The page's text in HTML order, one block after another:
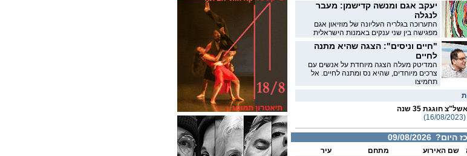
יעקב אגם ומנשה קדישמן: מעבר
לנגלה
התערוכה בגלריה העליונה של מוזיאון אגם
מפגישה בין שני ענקים באמנות הישראלית
"חיים וניסים": הצגה שהיא מתנה
לחיים
המדיטק מעלה הצגה מיוחדת על אנשים עם
צרכים מיוחדים, שהיא נס ומתנה לחיים. אל
תחמיצו
חוגגת 35 שנה
היום?
שם האירוע מתחם עיר